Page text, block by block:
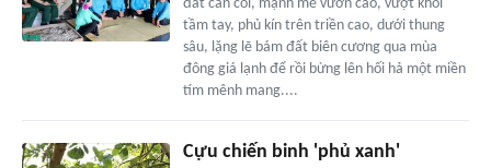
đất cằn cỗi, mạnh mẽ vươn cao, vượt khỏi
tầm tay, phủ kín trên triền cao, dưới thung
sâu, lặng lẽ bám đất biên cương qua mùa
đông giá lạnh để rồi bừng lên hối hả một miền
tím mênh mang....
Cựu chiến binh 'phủ xanh'